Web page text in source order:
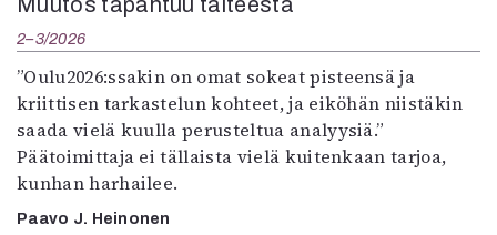
2–3/2026
”Oulu2026:ssakin on omat sokeat pisteensä ja
kriittisen tarkastelun kohteet, ja eiköhän niistäkin
saada vielä kuulla perusteltua analyysiä.”
Päätoimittaja ei tällaista vielä kuitenkaan tarjoa,
kunhan harhailee.
Paavo J. Heinonen